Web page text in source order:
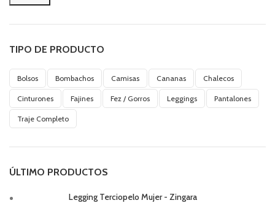
Min
Max
TIPO DE PRODUCTO
Bolsos Bombachos Camisas Cananas Chalecos
Cinturones Fajines Fez / Gorros Leggings Pantalones
Traje Completo
ÚLTIMO PRODUCTOS
Legging Terciopelo Mujer - Zingara